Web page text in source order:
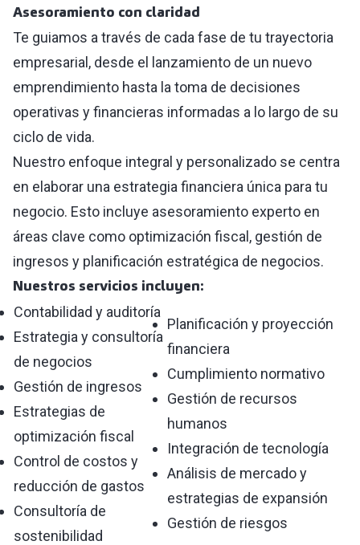
Asesoramiento con claridad
Te guiamos a través de cada fase de tu trayectoria
empresarial, desde el lanzamiento de un nuevo
emprendimiento hasta la toma de decisiones
operativas y financieras informadas a lo largo de su
ciclo de vida.
Nuestro enfoque integral y personalizado se centra
en elaborar una estrategia financiera única para tu
negocio. Esto incluye asesoramiento experto en
áreas clave como optimización fiscal, gestión de
ingresos y planificación estratégica de negocios.
Nuestros servicios incluyen:
Contabilidad y auditoría
Estrategia y consultoría
de negocios
Gestión de ingresos
Estrategias de
optimización fiscal
Control de costos y
reducción de gastos
Consultoría de
sostenibilidad
Planificación y proyección
financiera
Cumplimiento normativo
Gestión de recursos
humanos
Integración de tecnología
Análisis de mercado y
estrategias de expansión
Gestión de riesgos